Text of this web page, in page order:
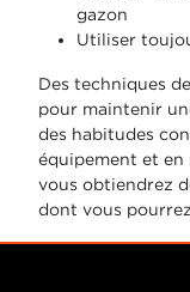
gazon
Utiliser
Des techniques
pour maintenir
des habitudes
équipement et en
vous obtiendrez
dont vous